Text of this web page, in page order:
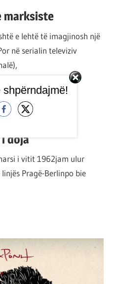
marksiste
e lehtë të imagjinosh një
në serialin televiziv
i doja
i vitit 1962jam ulur
Pragë-Berlinpo bie